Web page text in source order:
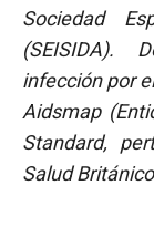
Sociedad
(SEISIDA).
infección por
Aidsmap
Standard,
Salud